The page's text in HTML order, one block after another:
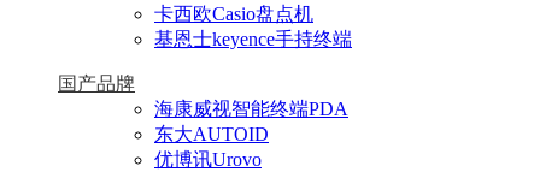
卡西欧Casio盘点机
基恩士keyence手持终端
国产品牌
海康威视智能终端PDA
东大AUTOID
优博讯Urovo